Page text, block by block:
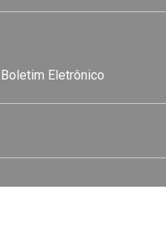
Boletim Eletrônico